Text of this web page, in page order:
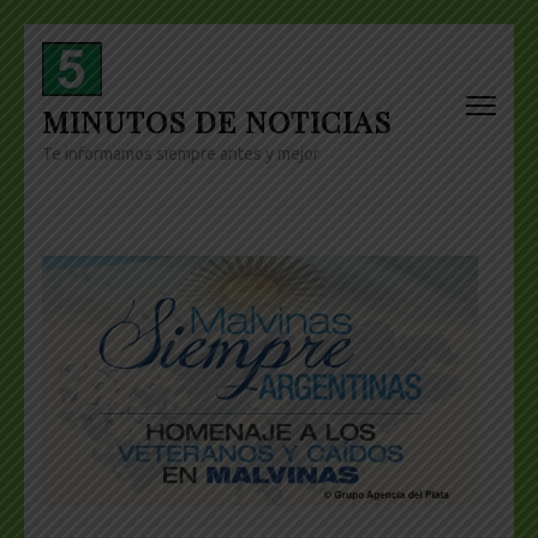
Skip
content
(Press
Enter)
MINUTOS DE NOTICIAS
Te informamos siempre antes y mejor